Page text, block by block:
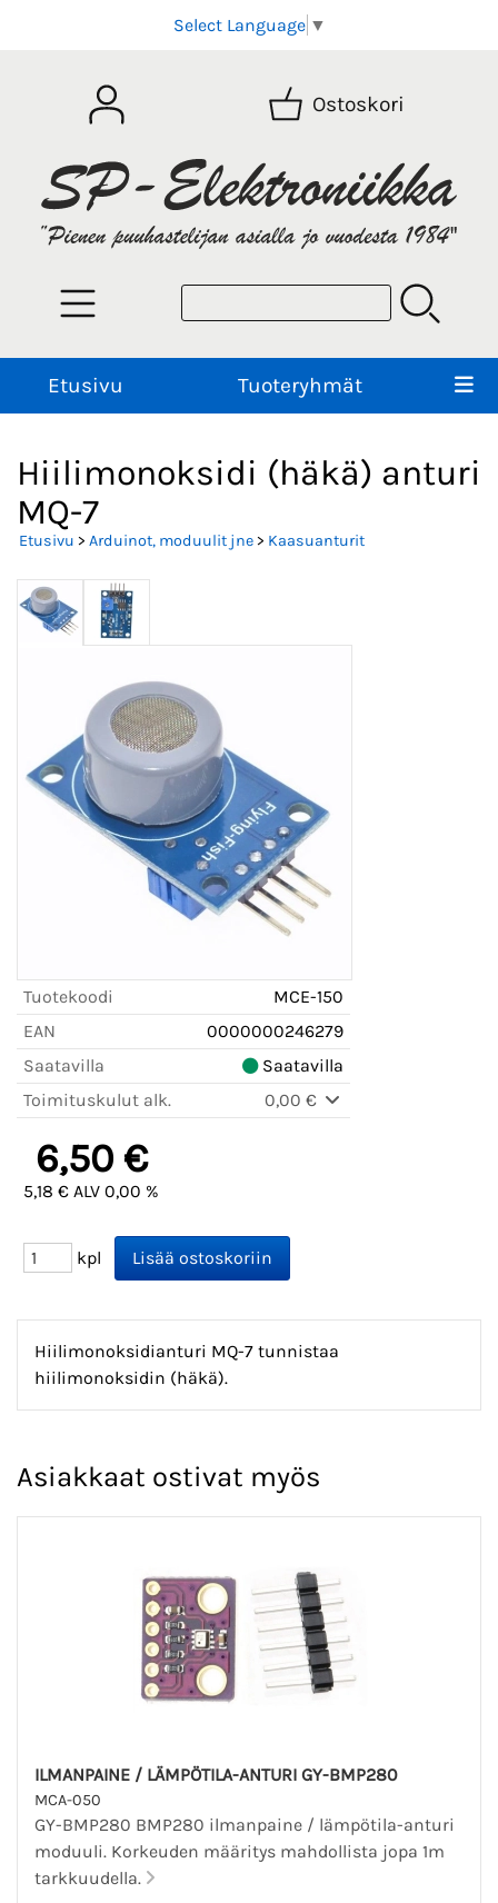
Select Language ▼
Ostoskori
Etusivu Tuoteryhmät
Hiilimonoksidi (häkä) anturi
MQ-7
Etusivu > Arduinot, moduulit jne> Kaasuanturit
Tuotekoodi
MCE-150
EAN
0000000246279
Saatavilla
Saatavilla
Toimituskulut alk.
0,00 €
6,50 €
5,18 € ALV 0,00 %
kpl
Hiilimonoksidianturi MQ-7 tunnistaa
hiilimonoksidin (häkä).
Asiakkaat ostivat myös
ILMANPAINE / LÄMPÖTILA-ANTURI GY-BMP280
MCA-050
GY-BMP280 BMP280 ilmanpaine / lämpötila-anturi
moduuli. Korkeuden määritys mahdollista jopa 1m
tarkkuudella.